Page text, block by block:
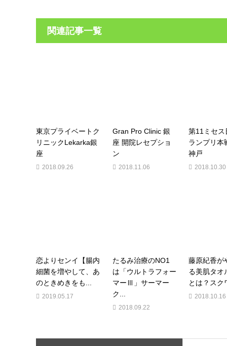
関連記事一覧
東京プライベートク
リニックLekarka銀
座
2018.09.26
Gran Pro Clinic 銀
座 開院レセプショ
ン
2018.11.06
第11ミセス
ランプリ本
神戸
2018.10.30
恋よりセンイ【腸内
細菌を増やして、あ
のときめきをも...
2019.05.17
たるみ治療のNO1
は「ウルトラフォー
マーⅢ」サーマー
ク...
2018.09.22
藤原紀香が
る美肌タオ
とは？スク
2018.10.16